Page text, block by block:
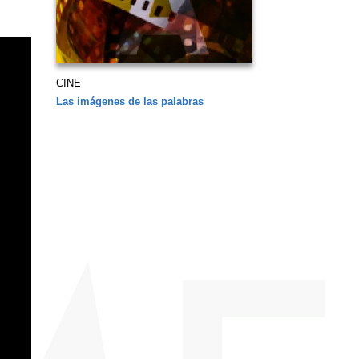
CINE
Las imágenes de las palabras